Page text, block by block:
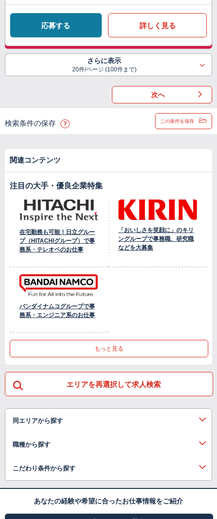
応募する 詳しく見る
さらに表示
20件/ページ (100件まで)
次へ
検索条件の保存 この条件を保存
関連コンテンツ
注目の大手・優良企業特集
在宅勤務も可能！日立グルー
プ（HITACHIグループ）で事
務系・テレオペのお仕事
「おいしさを笑顔に」のキリ
ングループで事務職、研究職
などを大募集
バンダイナムコグループで事
務系・エンジニア系のお仕事
もっと見る
エリアを再選択して求人検索
同エリアから探す
職種から探す
こだわり条件から探す
あなたの経験や希望に合ったお仕事情報をご紹介